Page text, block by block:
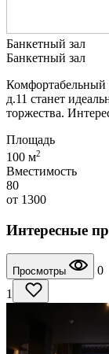
Банкетный зал
Банкетный зал
Комфортабельный
д.11 станет
торжества.
Площадь
100 м2
Вместимость
80
от 1300
Интересные
Просмотры
0
1